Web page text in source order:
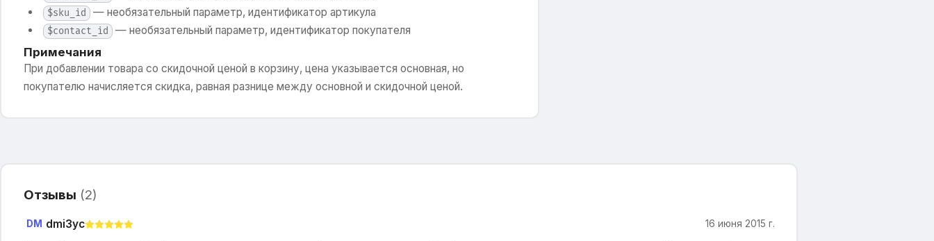
$sku_id — необязательный параметр, идентификатор артикула
$contact_id — необязательный параметр, идентификатор покупателя
Примечания
При добавлении товара со скидочной ценой в корзину, цена указывается основная, но
покупателю начисляется скидка, равная разнице между основной и скидочной ценой.
Отзывы (2)
DM dmi3yc 16 июня 2015 г.